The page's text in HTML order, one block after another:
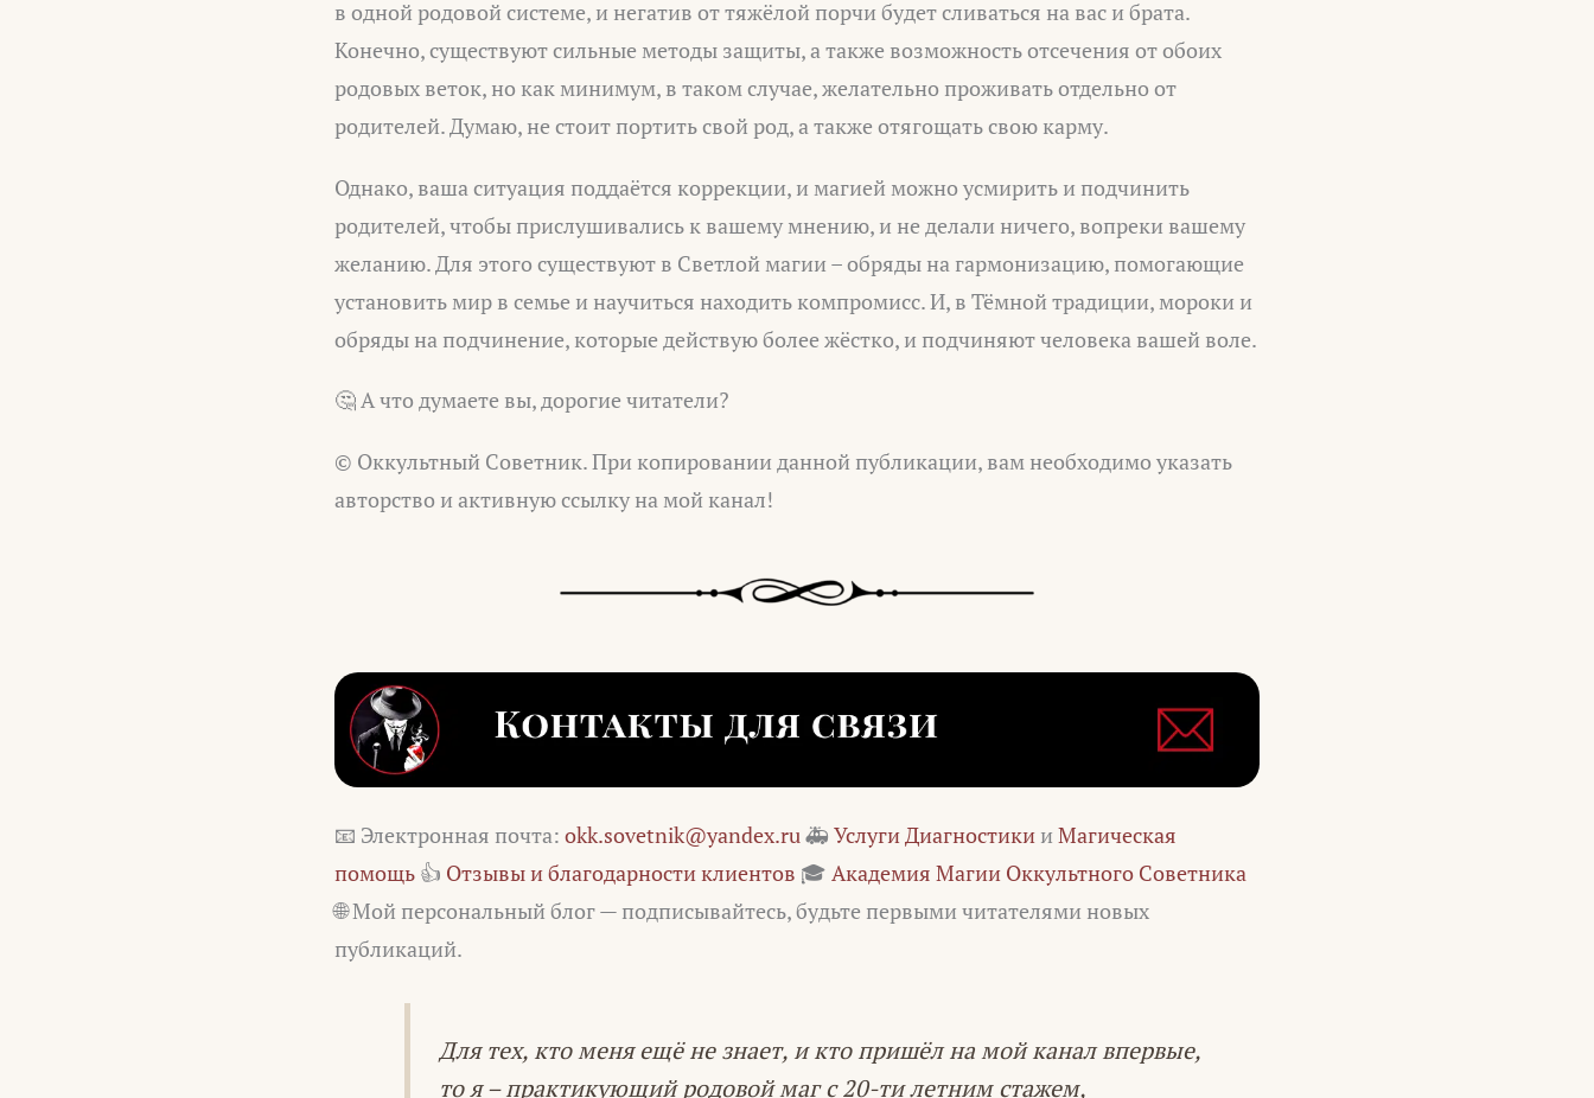
в одной родовой системе, и негатив от тяжёлой порчи будет сливаться на вас и брата.
Конечно, существуют сильные методы защиты, а также возможность отсечения от обоих
родовых веток, но как минимум, в таком случае, желательно проживать отдельно от
родителей. Думаю, не стоит портить свой род, а также отягощать свою карму.
Однако, ваша ситуация поддаётся коррекции, и магией можно усмирить и подчинить
родителей, чтобы прислушивались к вашему мнению, и не делали ничего, вопреки вашему
желанию. Для этого существуют в Светлой магии – обряды на гармонизацию, помогающие
установить мир в семье и научиться находить компромисс. И, в Тёмной традиции, мороки и
обряды на подчинение, которые действую более жёстко, и подчиняют человека вашей воле.
🤔 А что думаете вы, дорогие читатели?
© Оккультный Советник. При копировании данной публикации, вам необходимо указать
авторство и активную ссылку на мой канал!
📧 Электронная почта: okk.sovetnik@yandex.ru🚑 Услуги Диагностики и Магическая
помощь 👍 Отзывы и благодарности клиентов 🎓 Академия Магии Оккультного Советника
🌐 Мой персональный блог — подписывайтесь, будьте первыми читателями новых
публикаций.
Для тех, кто меня ещё не знает, и кто пришёл на мой канал впервые,
то я – практикующий родовой маг с 20-ти летним стажем,